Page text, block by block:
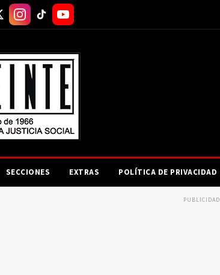
SECCIONES EXTRAS POLÍTICA DE PRIVACIDAD
PUBLICIDAD